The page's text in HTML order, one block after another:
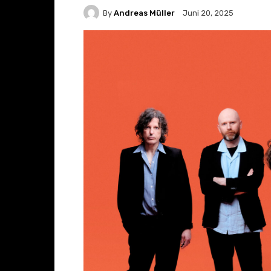
By Andreas Müller Juni 20, 2025